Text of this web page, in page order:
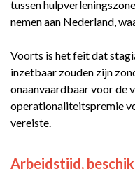
tussen
nemen aan Nederland,
Voorts is het feit dat
inzetbaar zouden zijn
onaanvaardbaar voor de
operationaliteitspremie
vereiste.
Arbeidstijd,